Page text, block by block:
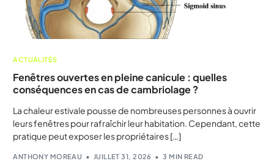
ACTUALITÉS
Fenêtres ouvertes en pleine canicule : quelles
conséquences en cas de cambriolage ?
La chaleur estivale pousse de nombreuses personnes à ouvrir
leurs fenêtres pour rafraîchir leur habitation. Cependant, cette
pratique peut exposer les propriétaires […]
ANTHONY MOREAU JUILLET 31, 2026 3 MIN READ